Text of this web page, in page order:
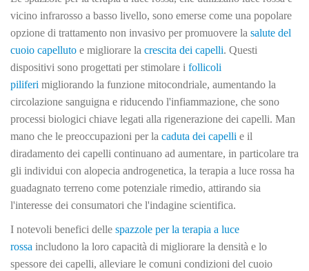
vicino infrarosso a basso livello, sono emerse come una popolare
opzione di trattamento non invasivo per promuovere la salute del
cuoio capelluto e migliorare la crescita dei capelli. Questi
dispositivi sono progettati per stimolare i follicoli
piliferi migliorando la funzione mitocondriale, aumentando la
circolazione sanguigna e riducendo l'infiammazione, che sono
processi biologici chiave legati alla rigenerazione dei capelli. Man
mano che le preoccupazioni per la caduta dei capelli e il
diradamento dei capelli continuano ad aumentare, in particolare tra
gli individui con alopecia androgenetica, la terapia a luce rossa ha
guadagnato terreno come potenziale rimedio, attirando sia
l'interesse dei consumatori che l'indagine scientifica.
I notevoli benefici delle spazzole per la terapia a luce
rossa includono la loro capacità di migliorare la densità e lo
spessore dei capelli, alleviare le comuni condizioni del cuoio